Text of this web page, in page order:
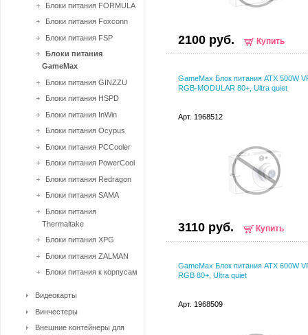
2100 руб. Купить
GameMax Блок питания ATX 500W
RGB-MODULAR 80+, Ultra quiet
Арт. 1968512
3110 руб. Купить
GameMax Блок питания ATX 600W
RGB 80+, Ultra quiet
Арт. 1968509
Блоки питания FORMULA
Блоки питания Foxconn
Блоки питания FSP
Блоки питания
GameMax
Блоки питания GINZZU
Блоки питания HSPD
Блоки питания InWin
Блоки питания Ocypus
Блоки питания PCCooler
Блоки питания PowerCool
Блоки питания Redragon
Блоки питания SAMA
Блоки питания
Thermaltake
Блоки питания XPG
Блоки питания ZALMAN
Блоки питания к корпусам
Видеокарты
Винчестеры
Внешние контейнеры для